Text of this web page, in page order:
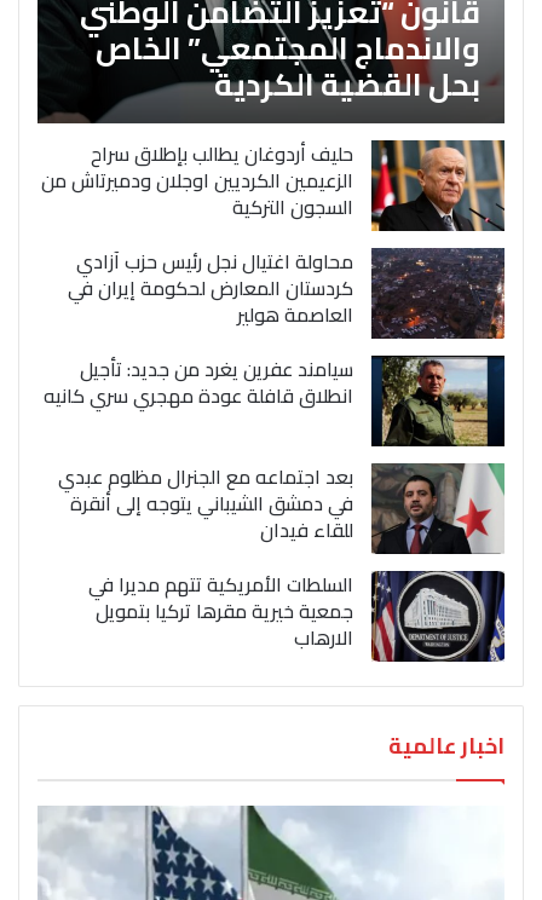
والاندماج المجتمعي” الخاص
بحل القضية الكردية
حليف أردوغان يطالب بإطلاق سراح
الزعيمين الكرديين اوجلان ودميرتاش من
السجون التركية
محاولة اغتيال نجل رئيس حزب آزادي
كردستان المعارض لحكومة إيران في
العاصمة هولير
سيامند عفرين يغرد من جديد: تأجيل
انطلاق قافلة عودة مهجري سري كانيه
بعد اجتماعه مع الجنرال مظلوم عبدي
في دمشق الشيباني يتوجه إلى أنقرة
للقاء فيدان
السلطات الأمريكية تتهم مديرا في
جمعية خيرية مقرها تركيا بتمويل
الارهاب
اخبار عالمية